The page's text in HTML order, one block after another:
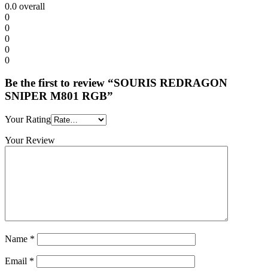
0.0 overall
0
0
0
0
0
Be the first to review “SOURIS REDRAGON
SNIPER M801 RGB”
Your Rating
Your Review
Name *
Email *